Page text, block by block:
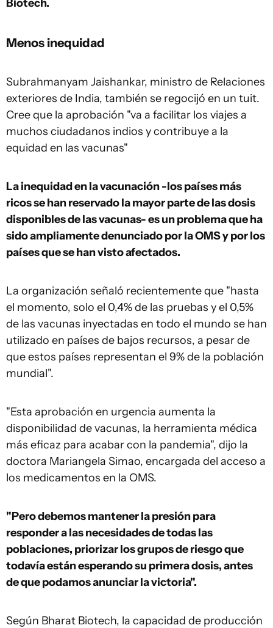
Biotech.
Menos inequidad
Subrahmanyam Jaishankar, ministro de Relaciones
exteriores de India, también se regocijó en un tuit.
Cree que la aprobación "va a facilitar los viajes a
muchos ciudadanos indios y contribuye a la
equidad en las vacunas"
La inequidad en la vacunación -los países más
ricos se han reservado la mayor parte de las dosis
disponibles de las vacunas- es un problema que ha
sido ampliamente denunciado por la OMS y por los
países que se han visto afectados.
La organización señaló recientemente que "hasta
el momento, solo el 0,4% de las pruebas y el 0,5%
de las vacunas inyectadas en todo el mundo se han
utilizado en países de bajos recursos, a pesar de
que estos países representan el 9% de la población
mundial".
"Esta aprobación en urgencia aumenta la
disponibilidad de vacunas, la herramienta médica
más eficaz para acabar con la pandemia", dijo la
doctora Mariangela Simao, encargada del acceso a
los medicamentos en la OMS.
"Pero debemos mantener la presión para
responder a las necesidades de todas las
poblaciones, priorizar los grupos de riesgo que
todavía están esperando su primera dosis, antes
de que podamos anunciar la victoria".
Según Bharat Biotech, la capacidad de producción